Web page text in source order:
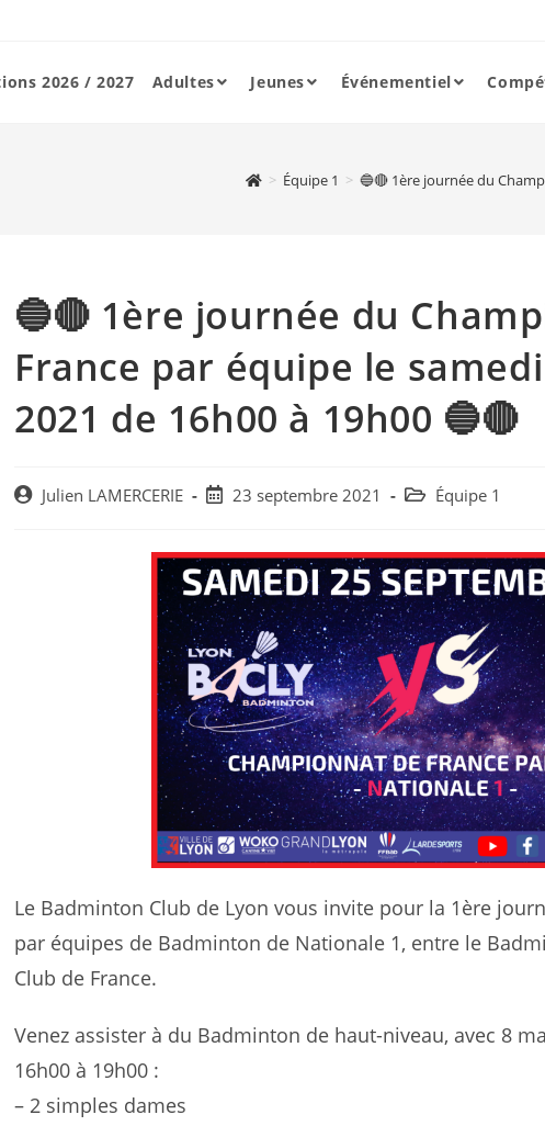
2026 / 2027 Adultes Jeunes Événementiel
> Équipe 1 > 🔵🔴 1ère journée du
🔵🔴 1ère journée du
France par équipe le
2021 de 16h00 à 19h00 🔵🔴
PostJulien LAMERCERIE
Post23 septembre 2021
Post Équipe 1
Le Badminton Club de Lyon vous invite pour la 1ère
par équipes de Badminton de Nationale 1, entre le
Club de France.
Venez assister à du Badminton de haut-niveau, avec 8
16h00 à 19h00 :
– 2 simples dames